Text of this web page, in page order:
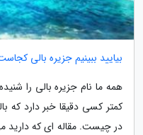
بیایید ببینیم جزیره بالی
همه ما نام جزیره بالی را
کمتر کسی دقیقا خبر دارد
در چیست. مقاله ای که